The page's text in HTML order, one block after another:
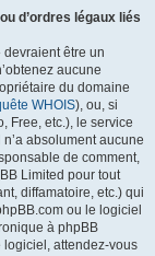
d’ordres légaux liés
devraient être un
aucune
du domaine
WHOIS), ou, si
Free, etc.), le service
absolument aucune
de comment,
Limited pour tout
diffamatoire, etc.) qui
ou le logiciel
à phpBB
logiciel, attendez-vous